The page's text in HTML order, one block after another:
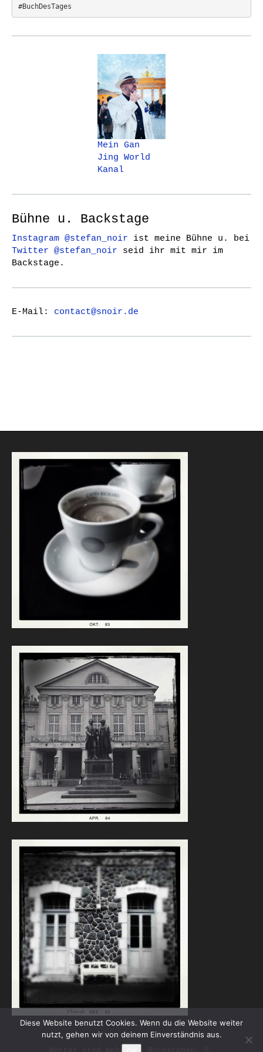
#BuchDesTages
Mein Gan
Jing World
Kanal
Bühne u. Backstage
Instagram @stefan_noir ist meine Bühne u. bei
Twitter @stefan_noir seid ihr mit mir im
Backstage.
E-Mail: contact@snoir.de
Diese Website benutzt Cookies. Wenn du die Website weiter
nutzt, gehen wir von deinem Einverständnis aus.